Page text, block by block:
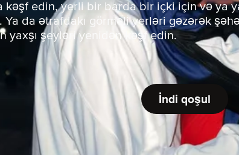
kəşf edin, yerli bir barda bir içki için və ya
Ya da ətrafdakı görməli yerləri gəzərək
yaxşı şeyləri yenidən kəşf edin.
İndi qoşul